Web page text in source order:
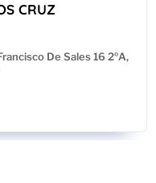
CRUZ
De Sales 16 2ºA,